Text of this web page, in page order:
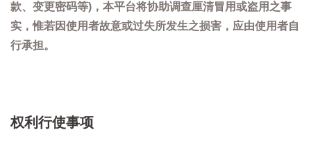
款、变更密码等)，本平台将协助调查厘清冒用或盗用之事
实，惟若因使用者故意或过失所发生之损害，应由使用者自
行承担。
权利行使事项